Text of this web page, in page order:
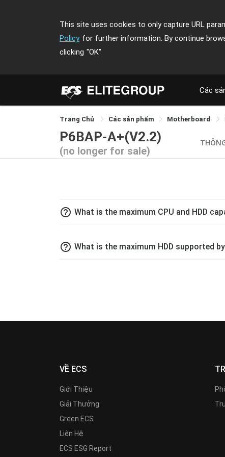
This site uses cookies to only capture URL
Policy for further information. By continue
clicking "OK"
Các
Trang Chủ Các sản phẩm Motherboard
P6BAP-A+(V2.2)
(no longer for sale)
help_outline What is the maximum CPU and HDD
help_outline What is the maximum HDD supported
VỀ ECS
Giới Thiệu
Giải Thưởng
Green ECS
Liên Hệ
ECS ESG Report